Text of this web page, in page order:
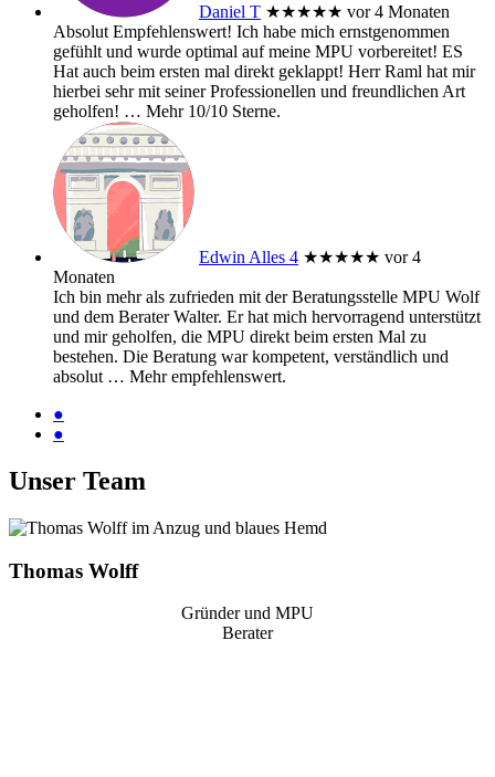
Daniel T ★★★★★ vor 4 Monaten
Absolut Empfehlenswert! Ich habe mich ernstgenommen
gefühlt und wurde optimal auf meine MPU vorbereitet! ES
Hat auch beim ersten mal direkt geklappt! Herr Raml hat mir
hierbei sehr mit seiner Professionellen und freundlichen Art
geholfen! … Mehr10/10 Sterne.
Edwin Alles 4 ★★★★★ vor 4
Monaten
Ich bin mehr als zufrieden mit der Beratungsstelle MPU Wolf
und dem Berater Walter. Er hat mich hervorragend unterstützt
und mir geholfen, die MPU direkt beim ersten Mal zu
bestehen. Die Beratung war kompetent, verständlich und
absolut … Mehrempfehlenswert.
●
●
Unser Team
Thomas Wolff
Gründer und MPU
Berater